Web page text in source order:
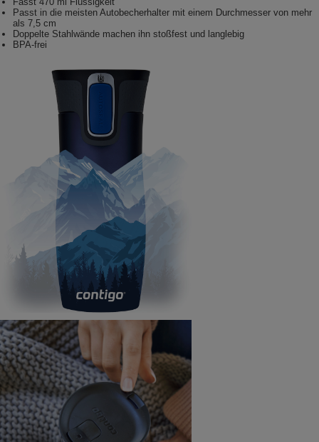
Passt in die meisten Autobecherhalter mit einem Durchmesser von mehr
als 7,5 cm
Doppelte Stahlwände machen ihn stoßfest und langlebig
BPA-frei